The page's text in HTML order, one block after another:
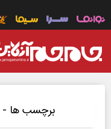
برچسب ها -